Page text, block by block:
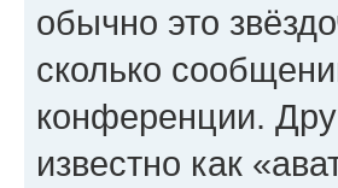
обычно это
сколько
конференции.
известно как